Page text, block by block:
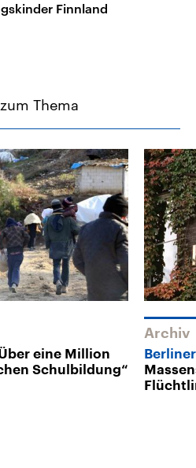
Finnland
Thema
eine Million
Schulbildung“
Archiv